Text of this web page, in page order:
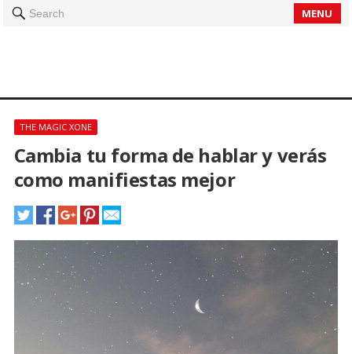
Search MENU
THE MAGIC XONE
Cambia tu forma de hablar y verás
como manifiestas mejor